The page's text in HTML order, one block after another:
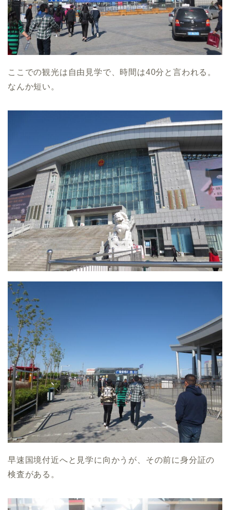
ここでの観光は自由見学で、時間は40分と言われる。
なんか短い。
早速国境付近へと見学に向かうが、その前に身分証の
検査がある。